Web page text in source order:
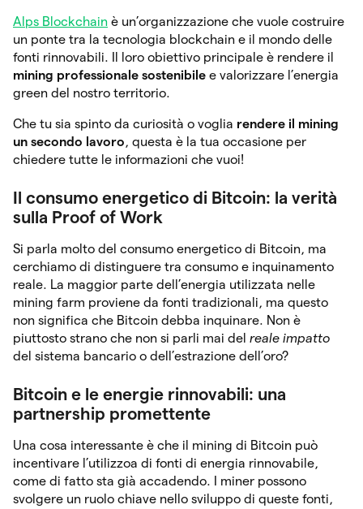
Alps Blockchain è un’organizzazione che vuole costruire
un ponte tra la tecnologia blockchain e il mondo delle
fonti rinnovabili. Il loro obiettivo principale è rendere il
mining professionale sostenibile e valorizzare l’energia
green del nostro territorio.
Che tu sia spinto da curiosità o voglia rendere il mining
un secondo lavoro, questa è la tua occasione per
chiedere tutte le informazioni che vuoi!
Il consumo energetico di Bitcoin: la verità
sulla Proof of Work
Si parla molto del consumo energetico di Bitcoin, ma
cerchiamo di distinguere tra consumo e inquinamento
reale. La maggior parte dell’energia utilizzata nelle
mining farm proviene da fonti tradizionali, ma questo
non significa che Bitcoin debba inquinare. Non è
piuttosto strano che non si parli mai del reale impatto
del sistema bancario o dell’estrazione dell’oro?
Bitcoin e le energie rinnovabili: una
partnership promettente
Una cosa interessante è che il mining di Bitcoin può
incentivare l’utilizzoa di fonti di energia rinnovabile,
come di fatto sta già accadendo. I miner possono
svolgere un ruolo chiave nello sviluppo di queste fonti,